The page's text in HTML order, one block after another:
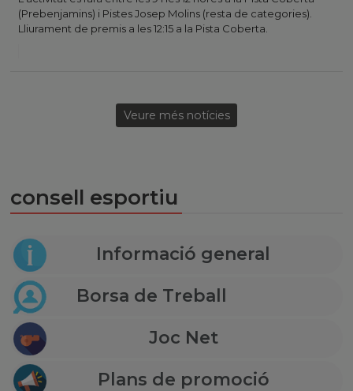
(Prebenjamins) i Pistes Josep Molins (resta de categories).
Lliurament de premis a les 12:15 a la Pista Coberta.
Veure més notícies
consell esportiu
Informació general
Borsa de Treball
Joc Net
Plans de promoció